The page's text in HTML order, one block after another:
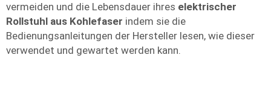
vermeiden und die Lebensdauer ihres elektrischer
Rollstuhl aus Kohlefaser indem sie die
Bedienungsanleitungen der Hersteller lesen, wie dieser
verwendet und gewartet werden kann.